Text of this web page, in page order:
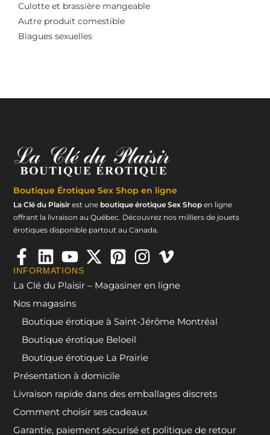
Culotte et brassière mangeable
Autre produit comestible
Blagues sexuelles
Boutique Érotique Sex Shop en ligne
La Clé du Plaisir est une boutique érotique Sex Shop en ligne
offrant la livraison au Québec. Découvrez nos milliers de jouets
érotiques disponible partout au Canada.
INFORMATIONS
La Clé du Plaisir – Magasiner en ligne
Nos magasins
Boutique érotique à Saint-Jérôme Montréal
Boutique érotique Beloeil
Boutique érotique La Prairie
Présentation à domicile
Livraison rapide dans des emballages discrets
Comment choisir ses cadeaux
Garantie, paiement sécurisé et politique de retour